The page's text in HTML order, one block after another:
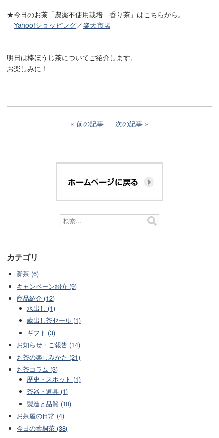
★今日のお茶「農薬不使用栽培 香り茶」はこちらから。
Yahoo!ショッピング／楽天市場
明日は棒ほうじ茶についてご紹介します。
お楽しみに！
前の記事 次の記事
カテゴリ
新茶 (6)
キャンペーン紹介 (9)
商品紹介 (12)
水出し (1)
蔵出し茶セール (1)
ギフト (3)
お知らせ・ご報告 (14)
お茶の楽しみかた (21)
お茶コラム (3)
歴史・スポット (1)
茶器・道具 (1)
製造と品質 (10)
お茶屋の日常 (4)
今日の葉桐茶 (38)